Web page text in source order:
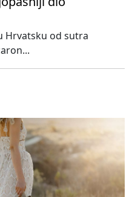
Hrvatsku od sutra